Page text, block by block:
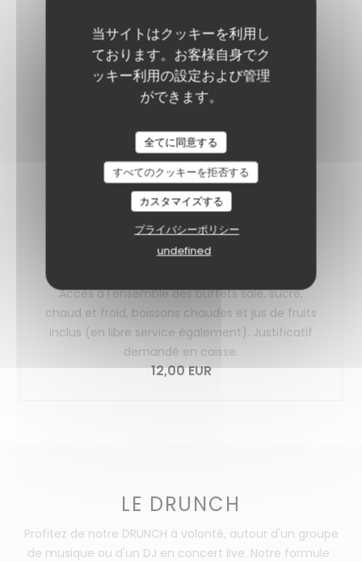
当サイトはクッキーを利用し
ております。お客様自身でク
ッキー利用の設定および管理
ができます。
全てに同意する
すべてのクッキーを拒否する
カスタマイズする
プライバシーポリシー
undefined
inclus (en libre service également).
38,00 EUR
Accès à l'ensemble des buffets salé, sucré,
chaud et froid, boissons chaudes et jus de fruits
inclus (en libre service également). Justificatif
demandé en caisse.
20,00 EUR
Accès à l'ensemble des buffets salé, sucré,
chaud et froid, boissons chaudes et jus de fruits
inclus (en libre service également). Justificatif
demandé en caisse.
12,00 EUR
LE DRUNCH
Profitez de notre DRUNCH à volonté, autour d'un groupe
de musique ou d'un DJ en concert live. Notre formule :